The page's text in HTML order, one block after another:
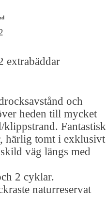
extrabäddar
och
heden till mycket
härlig tomt i exklusivt
väg längs med
2 cyklar.
naturreservat